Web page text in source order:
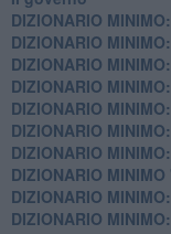
DIZIONARIO
DIZIONARIO
DIZIONARIO
DIZIONARIO
DIZIONARIO
DIZIONARIO
DIZIONARIO
DIZIONARIO
DIZIONARIO
DIZIONARIO